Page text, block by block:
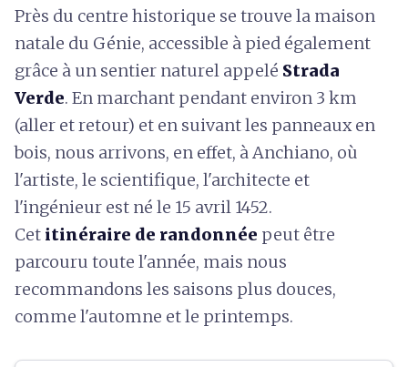
Près du centre historique se trouve la maison
natale du Génie, accessible à pied également
grâce à un sentier naturel appelé Strada
Verde. En marchant pendant environ 3 km
(aller et retour) et en suivant les panneaux en
bois, nous arrivons, en effet, à Anchiano, où
l'artiste, le scientifique, l'architecte et
l'ingénieur est né le 15 avril 1452.
Cet itinéraire de randonnée peut être
parcouru toute l'année, mais nous
recommandons les saisons plus douces,
comme l'automne et le printemps.